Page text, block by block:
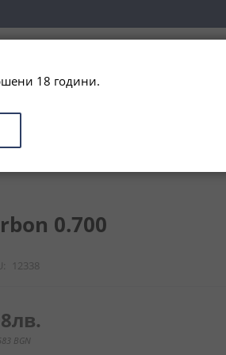
СПЕЦИАЛНИ ПРЕДЛОЖЕНИЯ
0.700
12338
BGN
18 години.